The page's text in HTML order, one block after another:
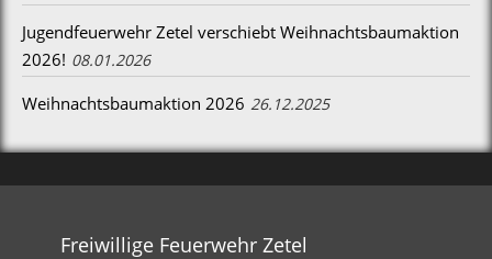
Jugendfeuerwehr Zetel verschiebt Weihnachtsbaumaktion
2026! 08.01.2026
Weihnachtsbaumaktion 2026 26.12.2025
Freiwillige Feuerwehr Zetel